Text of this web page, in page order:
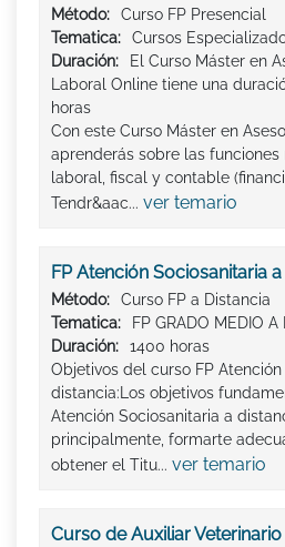
Método:
Curso FP Presencial
Tematica:
Cursos
Duración:
El Curso Máster en
Laboral Online tiene una
horas
Con este Curso Máster en
aprenderás sobre las funciones
laboral, fiscal y contable
Tendr&aac... ver temario
FP Atención Sociosanitaria
Método:
Curso FP a Distancia
Tematica:
FP GRADO MEDIO A
Duración:
1400 horas
Objetivos del curso FP
distancia:Los objetivos
Atención Sociosanitaria a
principalmente, formarte
obtener el Titu... ver temario
Curso de Auxiliar Veterinario